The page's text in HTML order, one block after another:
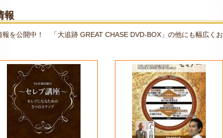
報
を公開中！ 「大追跡 GREAT CHASE DVD-BOX」の他にも幅広くお